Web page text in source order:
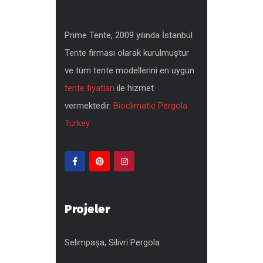
Prime Tente, 2009 yılında İstanbul
Tente firması olarak kurulmuştur
ve tüm tente modellerini en uygun
tente fiyatları ile hizmet
vermektedir. Bioclimatic Pergola
Turkey
Projeler
Selimpaşa, Silivri Pergola